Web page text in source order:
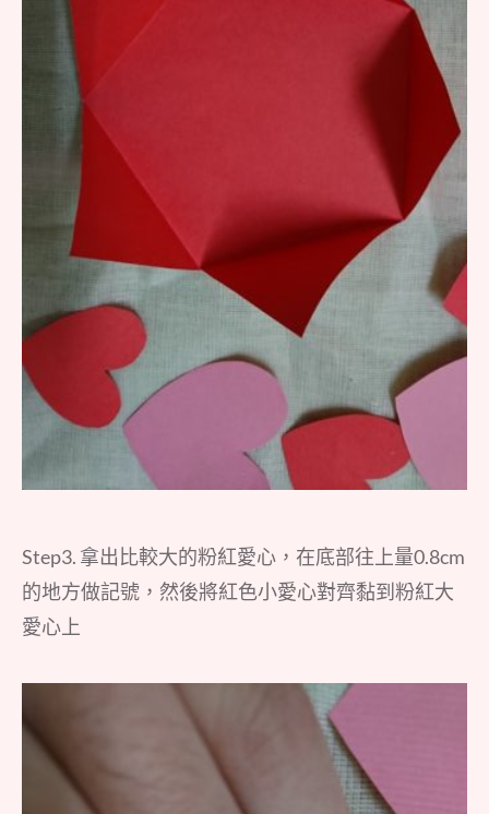
Step3. 拿出比較大的粉紅愛心，在底部往上量0.8cm
的地方做記號，然後將紅色小愛心對齊黏到粉紅大
愛心上